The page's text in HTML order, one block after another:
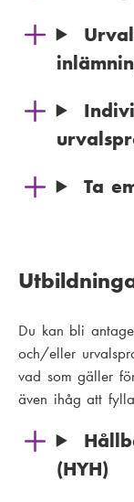
Ta
Du kan bli
och/eller
vad som gäller
även ihåg att
(HYH)